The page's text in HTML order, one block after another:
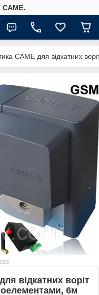
САМЕ для відкатних
відкатних воріт
6м